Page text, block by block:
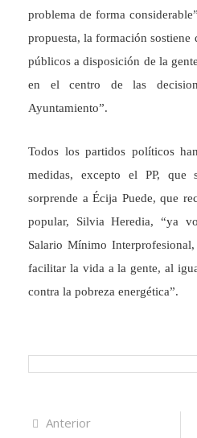
problema de forma
propuesta, la formación sostiene
públicos a disposición de la
en el centro de las
Ayuntamiento”.
Todos los partidos políticos
medidas, excepto el PP, que
sorprende a Écija Puede, que
popular, Silvia Heredia, “ya
Salario Mínimo
facilitar la vida a la gente, al
contra la pobreza energética”.
Navegación
AnteriorArtículo